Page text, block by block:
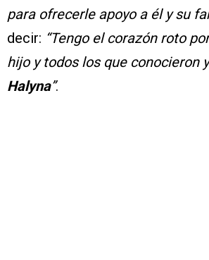
para ofrecerle apoyo a él y su
decir: “Tengo el corazón roto
hijo y todos los que conocieron
Halyna”.